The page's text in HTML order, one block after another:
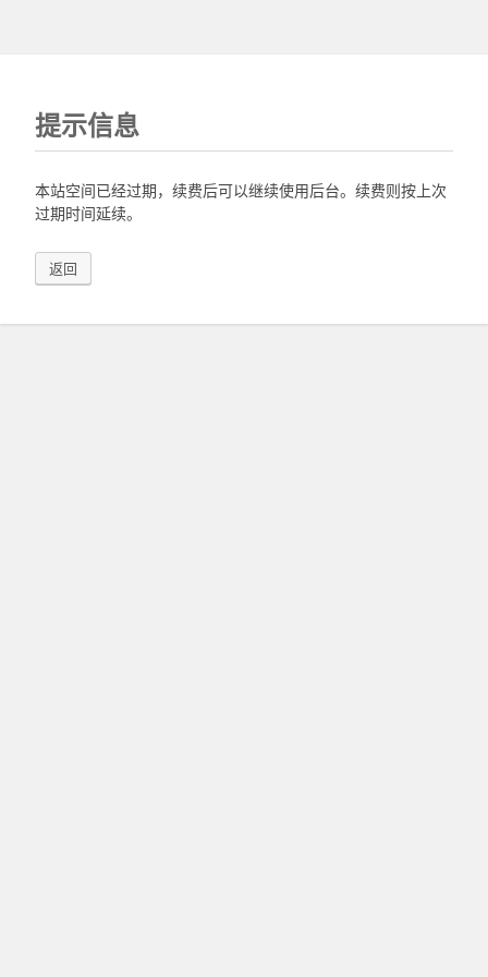
提示信息
本站空间已经过期，续费后可以继续使用后台。续费则按上次
过期时间延续。
返回